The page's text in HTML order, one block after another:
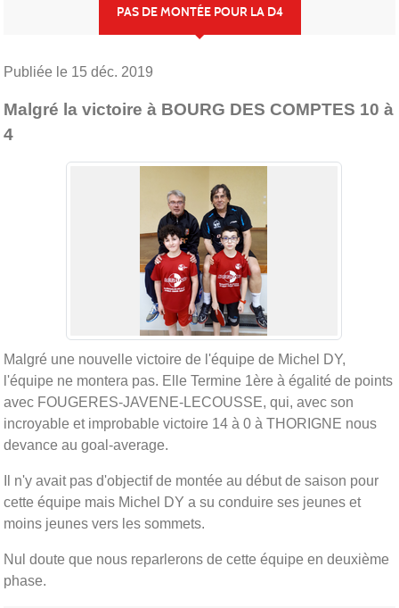
PAS DE MONTÉE POUR LA D4
Publiée le 15 déc. 2019
Malgré la victoire à BOURG DES COMPTES 10 à
4
Malgré une nouvelle victoire de l'équipe de Michel DY,
l'équipe ne montera pas. Elle Termine 1ère à égalité de points
avec FOUGERES-JAVENE-LECOUSSE, qui, avec son
incroyable et improbable victoire 14 à 0 à THORIGNE nous
devance au goal-average.
Il n'y avait pas d'objectif de montée au début de saison pour
cette équipe mais Michel DY a su conduire ses jeunes et
moins jeunes vers les sommets.
Nul doute que nous reparlerons de cette équipe en deuxième
phase.